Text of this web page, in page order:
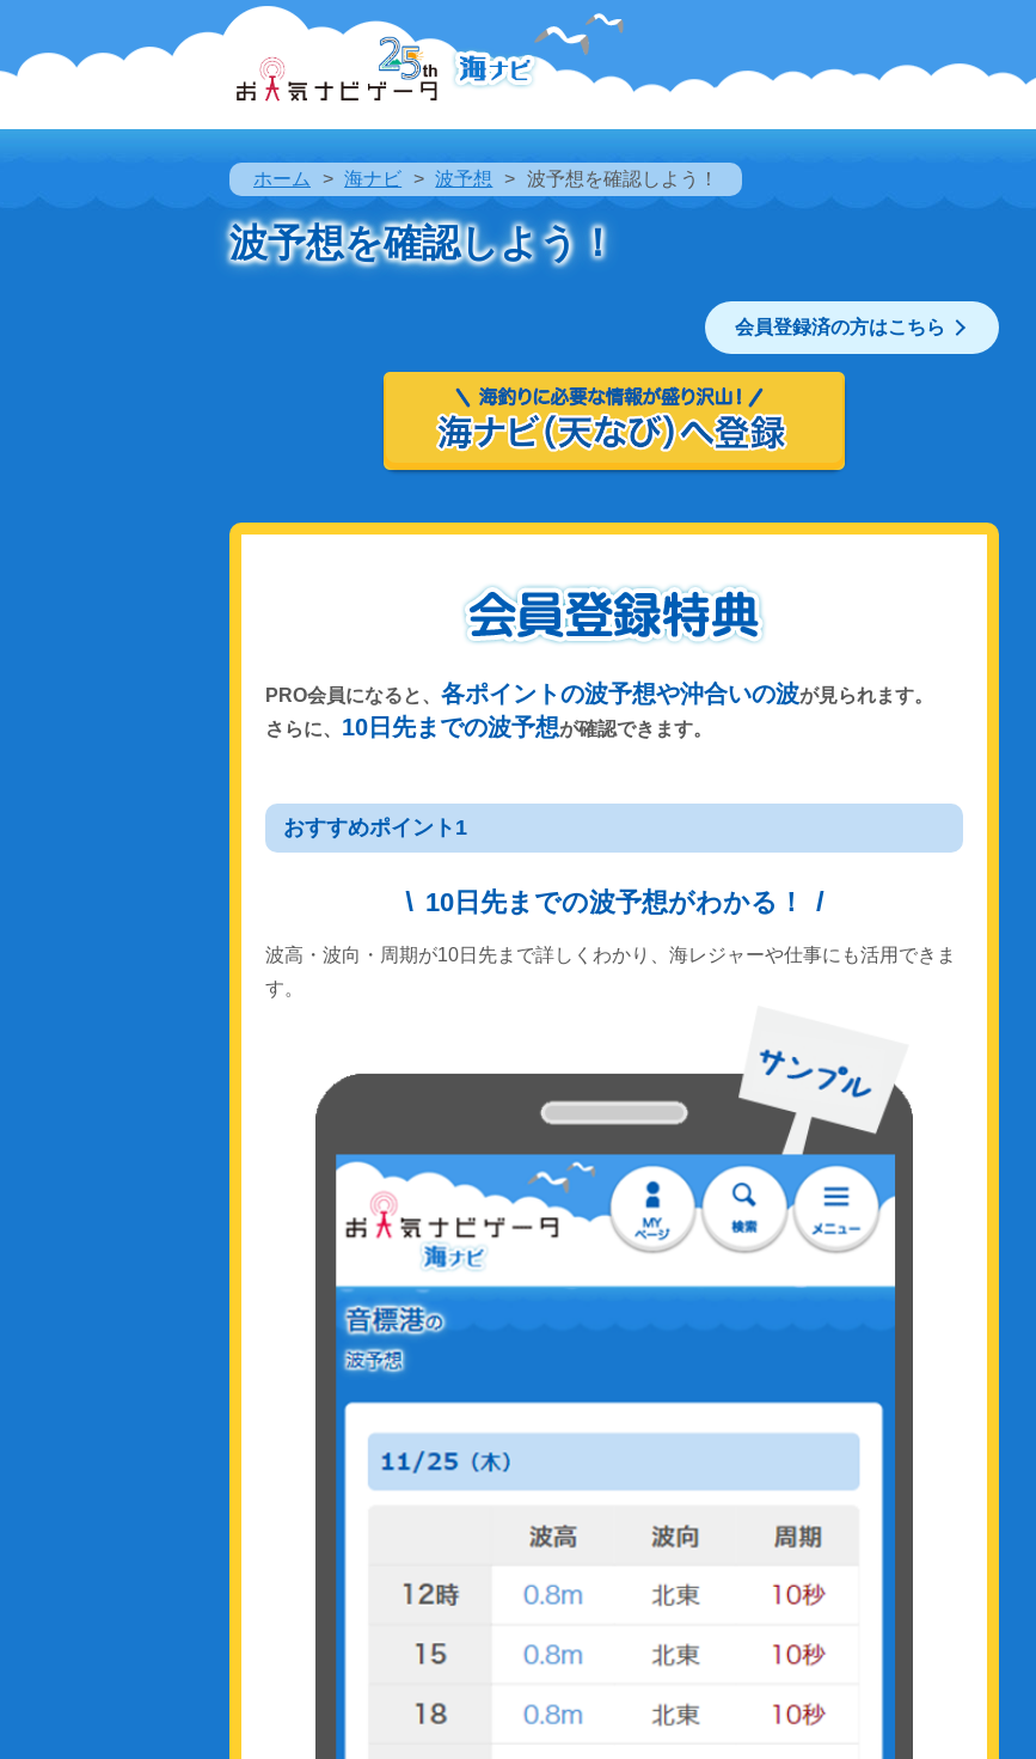
ホーム 海ナビ 波予想 波予想を確認しよう！
波予想を確認しよう！
会員登録済の方はこちら
PRO会員になると、 各ポイントの波予想や沖合いの波が見られます。
さらに、 10日先までの波予想が確認できます。
おすすめポイント1
10日先までの波予想がわかる！
波高・波向・周期が10日先まで詳しくわかり、海レジャーや仕事にも活用できま
す。